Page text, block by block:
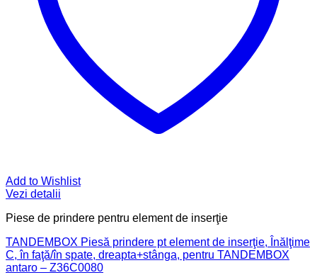
Add to Wishlist
Vezi detalii
Piese de prindere pentru element de inserţie
TANDEMBOX Piesă prindere pt element de inserţie, Înălţime
C, în faţă/în spate, dreapta+stânga, pentru TANDEMBOX
antaro – Z36C0080